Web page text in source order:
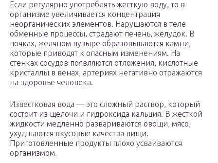
Если регулярно употреблять жесткую воду, то в
организме увеличивается концентрация
неорганических элементов. Нарушаются в теле
обменные процессы, страдают печень, желудок. В
почках, желчном пузыре образовываются камни,
которые приводят к опасным изменениям. На
стенках сосудов появляются отложения, кислотные
кристаллы в венах, артериях негативно отражаются
на здоровье человека.
Известковая вода — это сложный раствор, который
состоит из щелочи и гидроксида кальция. В жесткой
жидкости медленно развариваются овощи, мясо,
ухудшаются вкусовые качества пищи.
Приготовленные продукты плохо усваиваются
организмом.